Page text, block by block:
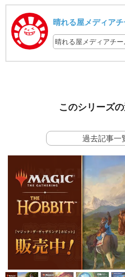
晴れる屋メディア
晴れる屋メディアチ
このシリーズ
過去記事一